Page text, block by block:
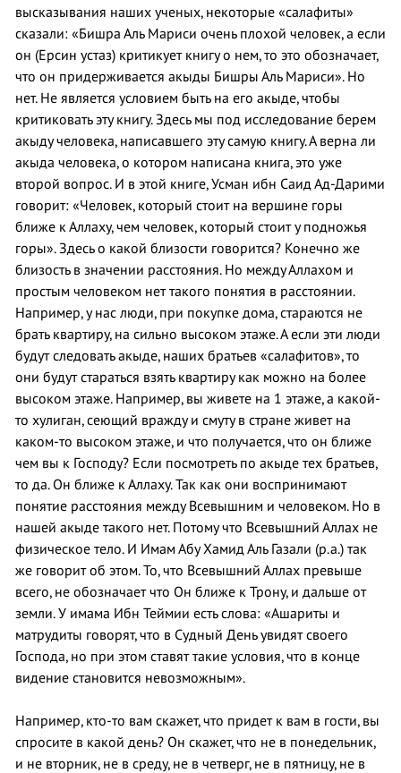
высказывания наших ученых, некоторые «салафиты»
сказали: «Бишра Аль Мариси очень плохой человек, а если
он (Ерсин устаз) критикует книгу о нем, то это обозначает,
что он придерживается акыды Бишры Аль Мариси». Но
нет. Не является условием быть на его акыде, чтобы
критиковать эту книгу. Здесь мы под исследование берем
акыду человека, написавшего эту самую книгу. А верна ли
акыда человека, о котором написана книга, это уже
второй вопрос. И в этой книге, Усман ибн Саид Ад-Дарими
говорит: «Человек, который стоит на вершине горы
ближе к Аллаху, чем человек, который стоит у подножья
горы». Здесь о какой близости говорится? Конечно же
близость в значении расстояния. Но между Аллахом и
простым человеком нет такого понятия в расстоянии.
Например, у нас люди, при покупке дома, стараются не
брать квартиру, на сильно высоком этаже. А если эти люди
будут следовать акыде, наших братьев «салафитов», то
они будут стараться взять квартиру как можно на более
высоком этаже. Например, вы живете на 1 этаже, а какой-
то хулиган, сеющий вражду и смуту в стране живет на
каком-то высоком этаже, и что получается, что он ближе
чем вы к Господу? Если посмотреть по акыде тех братьев,
то да. Он ближе к Аллаху. Так как они воспринимают
понятие расстояния между Всевышним и человеком. Но в
нашей акыде такого нет. Потому что Всевышний Аллах не
физическое тело. И Имам Абу Хамид Аль Газали (р.а.) так
же говорит об этом. То, что Всевышний Аллах превыше
всего, не обозначает что Он ближе к Трону, и дальше от
земли. У имама Ибн Теймии есть слова: «Ашариты и
матрудиты говорят, что в Судный День увидят своего
Господа, но при этом ставят такие условия, что в конце
видение становится невозможным».
Например, кто-то вам скажет, что придет к вам в гости, вы
спросите в какой день? Он скажет, что не в понедельник,
и не вторник, не в среду, не в четверг, не в пятницу, не в